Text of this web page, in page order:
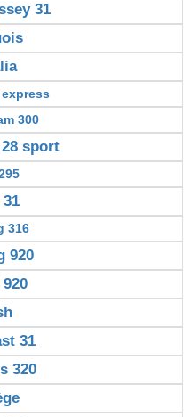
31
300
sport
31
316
920
31
320